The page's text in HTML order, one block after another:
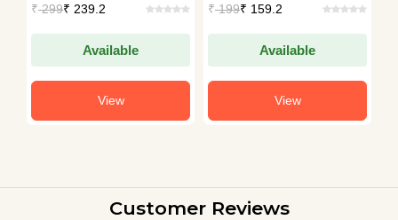
₹299₹ 239.2
Available
View
₹199₹ 159.2
Available
View
Customer Reviews